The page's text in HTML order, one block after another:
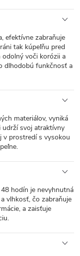
efektívne zabraňuje
tak kúpeľňu pred
voči korózii a
dlhodobú funkčnosť a
materiálov, vyniká
svoj atraktívny
v prostredí s vysokou
hodín je nevyhnutná
vlhkosť, čo zabraňuje
a zaisťuje